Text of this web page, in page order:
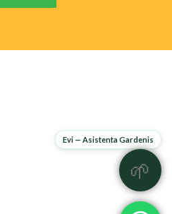
Evi — Asistenta Gardenis
🌱